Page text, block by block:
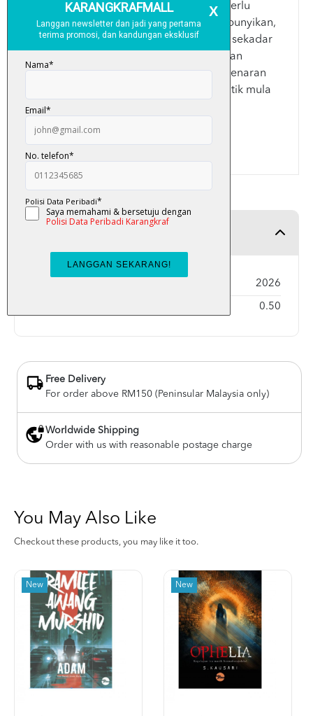
Terperangkap antara kebenaran yang perlu
dibongkar dan rahsia yang cuba disembunyikan,
Alya mula sedar duniainfluencerbukan sekadar
glamor, tetapi juga medan eksploitasi dan
manipulasi. Dalam dunia penulisan, kebenaran
mampu menghancurkan atau menjadi titik mula
kepada kehidupan baharu seseorang.
2026
0.50
Free Delivery
For order above RM150 (Peninsular Malaysia only)
Worldwide Shipping
Order with us with reasonable postage charge
You May Also Like
Checkout these products, you may like it too.
New New